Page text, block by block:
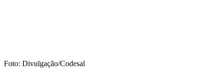
Foto: Divulgação/Codesal